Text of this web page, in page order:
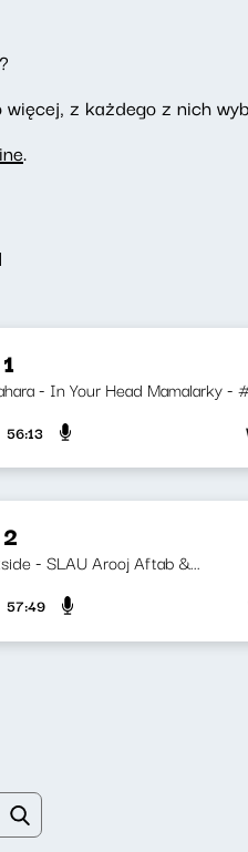
z każdego z nich
.
- In Your Head Mamalarky -
56:13
- SLAU Arooj Aftab &...
57:49